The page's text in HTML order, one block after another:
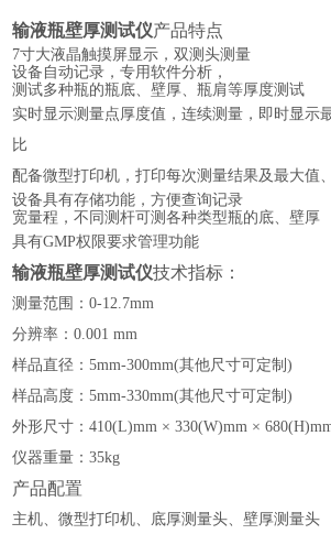
输液瓶壁厚测试仪产品特点
7寸大液晶触摸屏显示，双测头测量
设备 自动记录，专用软件分析，
测试多种瓶的瓶底、壁厚、瓶肩等厚度测试
实时显示测量点厚度值，连续测量，即时显示
比
配备微型打印机，打印每次测量结果及最大值
设备具有存储功能 ，方便查询记录
宽量程，不同测杆可测各种类型瓶的底、壁厚
具有GMP权限要求管理功能
输液瓶壁厚测试仪技术指标：
测量范围：0-12.7mm
分辨率：0.001 mm
样品直径：5mm-300mm(其他尺寸可定制)
样品高度：5mm-330mm(其他尺寸可定制)
外形尺寸：410(L)mm ×330(W)mm ×680
仪器重量：35kg
产品配置
主机、微型打印机、底厚测量头、壁厚测量头